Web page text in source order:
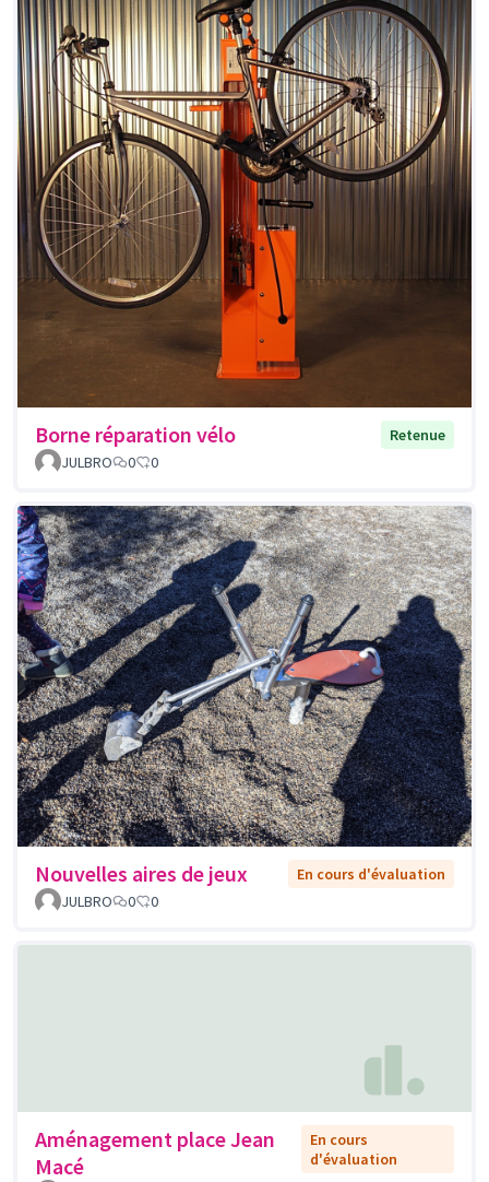
Borne réparation vélo
Retenue
JULBRO
0 0
Nouvelles aires de jeux
En cours d'évaluation
JULBRO
0 0
Aménagement place Jean
Macé
En cours
d'évaluation